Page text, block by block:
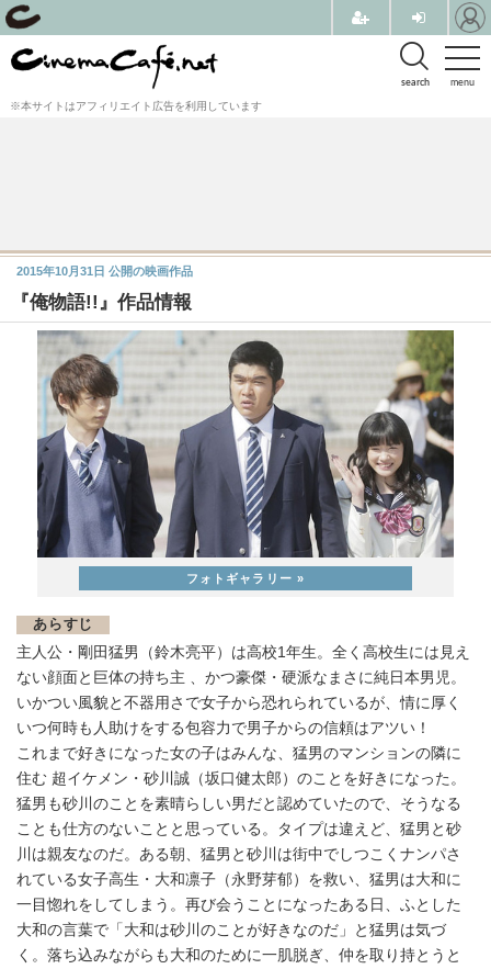
menu
search
※本サイトはアフィリエイト広告を利用しています
『俺物語!!』作品情報
2015年10月31日 公開の映画作品
あらすじ
主人公・剛田猛男（鈴木亮平）は高校1年生。全く高校生には見え
ない顔面と巨体の持ち主 、かつ豪傑・硬派なまさに純日本男児。
いかつい風貌と不器用さで女子から恐れられているが、情に厚く
いつ何時も人助けをする包容力で男子からの信頼はアツい！
これまで好きになった女の子はみんな、猛男のマンションの隣に
住む 超イケメン・砂川誠（坂口健太郎）のことを好きになった。
猛男も砂川のことを素晴らしい男だと認めていたので、そうなる
ことも仕方のないことと思っている。タイプは違えど、猛男と砂
川は親友なのだ。ある朝、猛男と砂川は街中でしつこくナンパさ
れている女子高生・大和凛子（永野芽郁）を救い、猛男は大和に
一目惚れをしてしまう。再び会うことになったある日、ふとした
大和の言葉で「大和は砂川のことが好きなのだ」と猛男は気づ
く。落ち込みながらも大和のために一肌脱ぎ、仲を取り持とうと